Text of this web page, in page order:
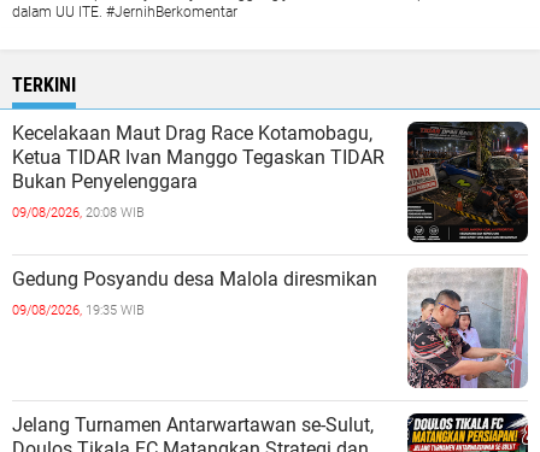
dalam UU ITE. #JernihBerkomentar
TERKINI
Kecelakaan Maut Drag Race Kotamobagu,
Ketua TIDAR Ivan Manggo Tegaskan TIDAR
Bukan Penyelenggara
09/08/2026, 20:08 WIB
Gedung Posyandu desa Malola diresmikan
09/08/2026, 19:35 WIB
Jelang Turnamen Antarwartawan se-Sulut,